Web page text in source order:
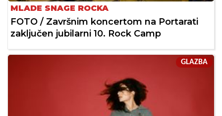
MLADE SNAGE ROCKA
FOTO / Završnim koncertom na Portarati
zaključen jubilarni 10. Rock Camp
GLAZBA